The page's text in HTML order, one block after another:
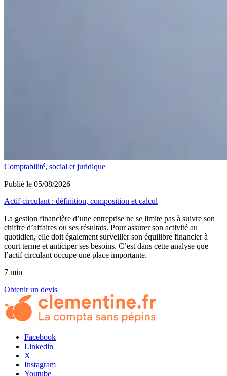
Comptabilité, social et juridique
Publié le 05/08/2026
Actif circulant : définition, composition et calcul
La gestion financière d’une entreprise ne se limite pas à suivre son
chiffre d’affaires ou ses résultats. Pour assurer son activité au
quotidien, elle doit également surveiller son équilibre financier à
court terme et anticiper ses besoins. C’est dans cette analyse que
l’actif circulant occupe une place importante.
7 min
Obtenir un devis
Facebook
Linkedin
X
Instagram
Youtube